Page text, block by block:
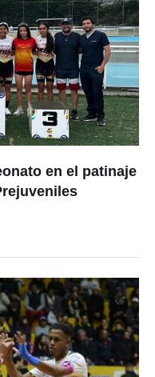
en el patinaje